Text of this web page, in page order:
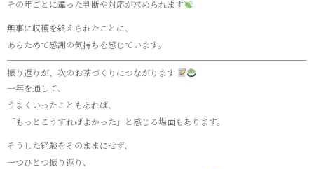
その年ごとに違った判断や対応が求められます
無事に収穫を終えられたことに、
あらためて感謝の気持ちを感じています。
振り返りが、次のお茶づくりにつながります
一年を通して、
うまくいったこともあれば、
「もっとこうすればよかった」と感じる場面もあります。
そうした経験をそのままにせず、
一つひとつ振り返り、